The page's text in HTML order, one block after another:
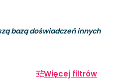
bazą doświadczeń innych
Więcej filtrów